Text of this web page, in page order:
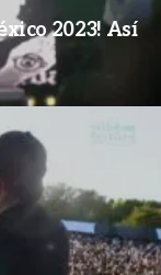
2023! Así